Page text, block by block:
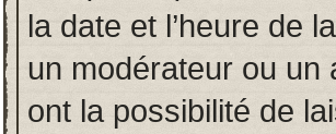
la date et l’heure de
un modérateur ou un
ont la possibilité de